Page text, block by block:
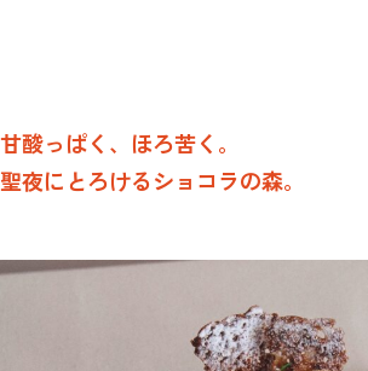
甘酸っぱく、ほろ苦く。
聖夜にとろけるショコラの森。